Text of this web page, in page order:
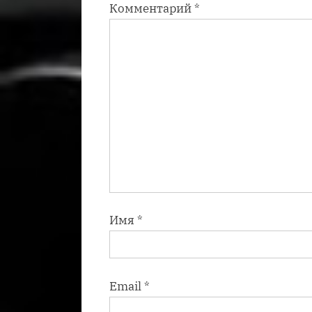
ь
Комментарий*
Имя *
Email*